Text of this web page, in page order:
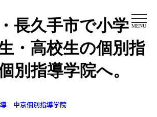
長久手市で小学
・高校生の個別指
別指導学院へ。
中京個別指導学院
MENU